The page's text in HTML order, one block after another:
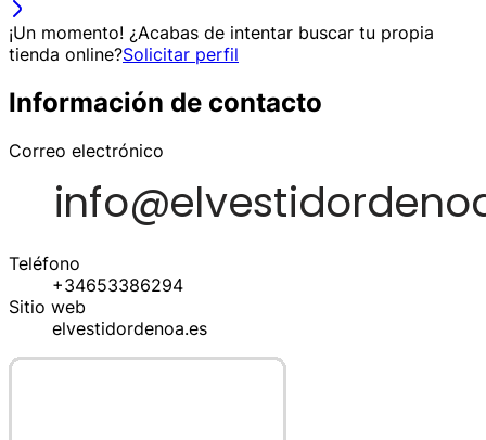
¡Un momento! ¿Acabas de intentar buscar tu propia
tienda online?Solicitar perfil
Información de contacto
Correo electrónico
Teléfono
+34653386294
Sitio web
elvestidordenoa.es